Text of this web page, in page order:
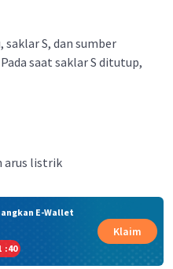
S, dan sumber
saat saklar S ditutup,
arus listrik
E-Wallet
:40
Klaim